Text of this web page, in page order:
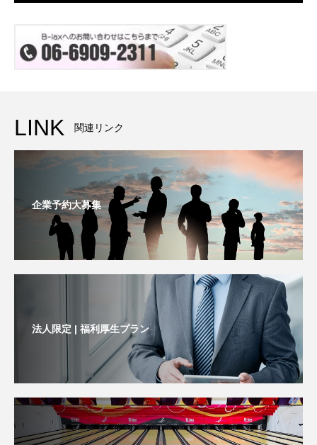
LINK 関連リンク
企業予約大募集
法人限定 | 福利厚生プラン